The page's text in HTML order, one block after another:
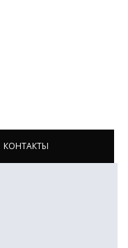
КОНТАКТЫ